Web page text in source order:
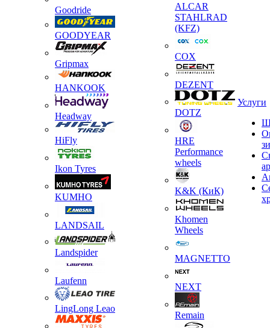
Goodride
GOODYEAR
Gripmax
HANKOOK
Headway
HiFly
Ikon Tyres
KUMHO
LANDSAIL
Landspider
Laufenn
LingLong Leao
ALCAR
STAHLRAD
(KFZ)
COX
DEZENT
DOTZ
HRE
Performance
wheels
K&K (КиК)
Khomen
Wheels
MAGNETTO
NEXT
Remain
Услуги